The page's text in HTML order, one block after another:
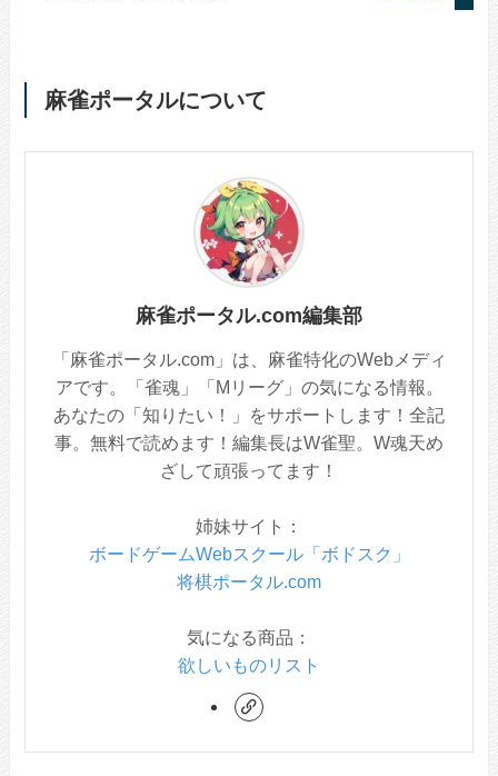
麻雀ポータルについて
麻雀ポータル.com編集部
「麻雀ポータル.com」は、麻雀特化のWebメディ
アです。「雀魂」「Mリーグ」の気になる情報。
あなたの「知りたい！」をサポートします！全記
事。無料で読めます！編集長はW雀聖。W魂天め
ざして頑張ってます！
姉妹サイト：
ボードゲームWebスクール「ボドスク」
将棋ポータル.com
気になる商品：
欲しいものリスト